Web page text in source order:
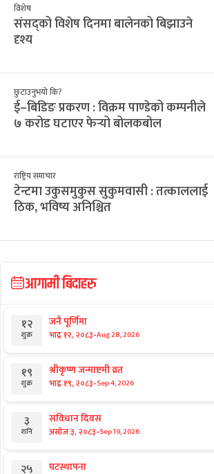
विशेष
संसद्को विशेष दिनमा बालेनको बिझाउने
दृश्य
छुटाउनुभयो कि?
ई–बिडिङ प्रकरण : विक्रम पाण्डेको कम्पनीले
७ करोड घटाएर फेर्‍यो बोलकबोल
राष्ट्रिय समाचार
टेन्टमा उकुसमुकुस सुकुमवासी : तत्काललाई
ठिक, भविष्य अनिश्चित
आगामी बिदाहरु
१२
शुक्र
जनै पूर्णिमा
भाद्र १२, २०८३-Aug 28, 2026
१९
शुक्र
श्रीकृष्ण जन्माष्टमी व्रत
भाद्र १९, २०८३-Sep 4, 2026
३
शनि
संविधान दिवस
असोज ३, २०८३-Sep 19, 2026
२५ घटस्थापना